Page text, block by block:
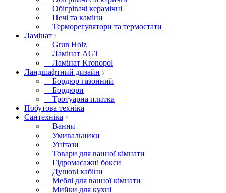
Обігрівачі керамічні
Печі та каміни
Терморегулятори та термостати
Ламінат
Grun Holz
Ламінат AGT
Ламінат Kronopol
Ландшафтний дизайн
Бордюр газонний
Бордюри
Тротуарна плитка
Побутова техніка
Сантехніка
Ванни
Умивальники
Унітази
Товари для ванної кімнати
Гідромасажні бокси
Душові кабіни
Меблі для ванної кімнати
Мийки для кухні